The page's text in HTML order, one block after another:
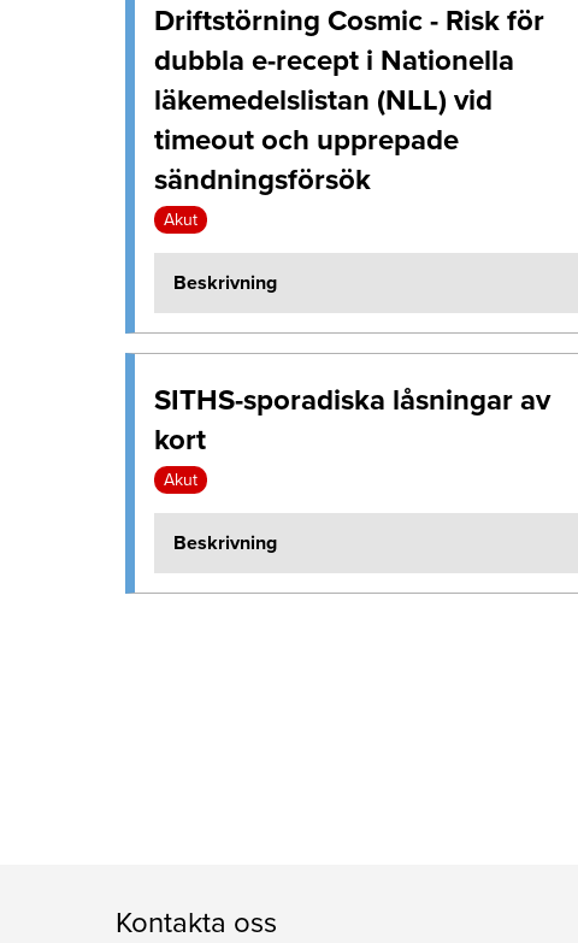
Driftstörning Cosmic - Risk för
dubbla e-recept i Nationella
läkemedelslistan (NLL) vid
timeout och upprepade
sändningsförsök
Akut
Beskrivning
SITHS-sporadiska låsningar av
kort
Akut
Beskrivning
Kontakta oss